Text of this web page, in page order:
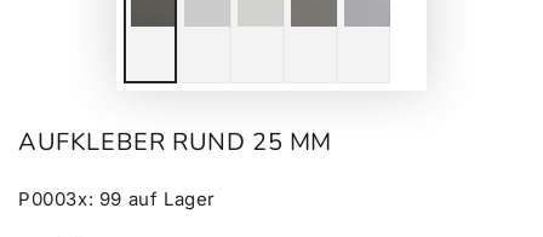
AUFKLEBER RUND 25 MM
P0003x: 99 auf Lager